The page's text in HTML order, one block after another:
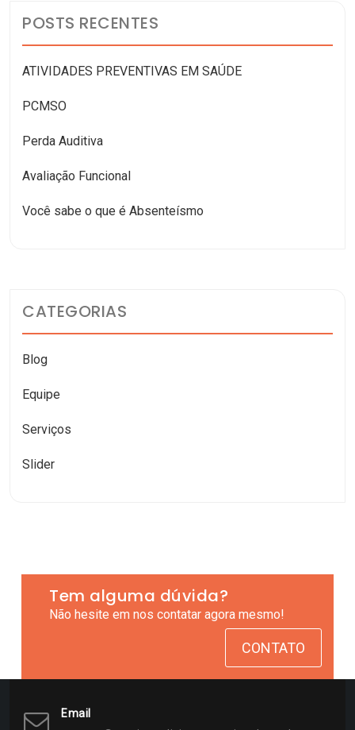
POSTS RECENTES
ATIVIDADES PREVENTIVAS EM SAÚDE
PCMSO
Perda Auditiva
Avaliação Funcional
Você sabe o que é Absenteísmo
CATEGORIAS
Blog
Equipe
Serviços
Slider
Tem alguma dúvida?
Não hesite em nos contatar agora mesmo!
CONTATO
Email